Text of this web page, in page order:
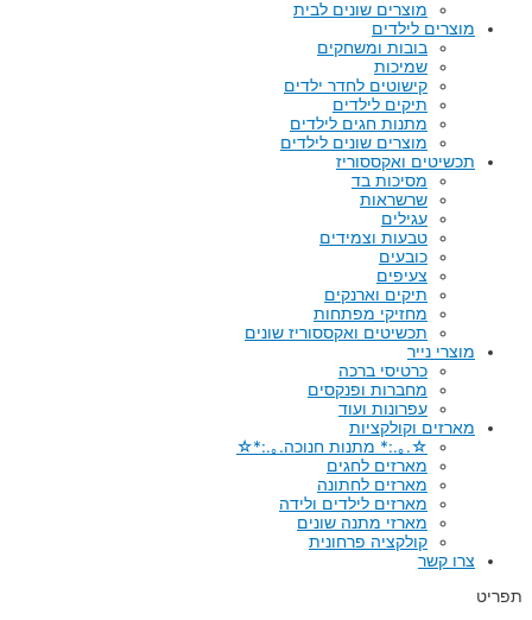
מוצרים שונים לבית
מוצרים לילדים
בובות ומשחקים
שמיכות
קישוטים לחדר ילדים
תיקים לילדים
מתנות חגים לילדים
מוצרים שונים לילדים
תכשיטים ואקססוריז
מסיכות בד
שרשראות
עגילים
טבעות וצמידים
כובעים
צעיפים
תיקים וארנקים
מחזיקי מפתחות
תכשיטים ואקססוריז שונים
מוצרי נייר
כרטיסי ברכה
מחברות ופנקסים
עפרונות ועוד
מארזים וקולקציות
☆.｡.:* מתנות חנוכה.｡.:*☆
מארזים לחגים
מארזים לחתונה
מארזים לילדים ולידה
מארזי מתנה שונים
קולקציה פרחונית
צרו קשר
תפריט